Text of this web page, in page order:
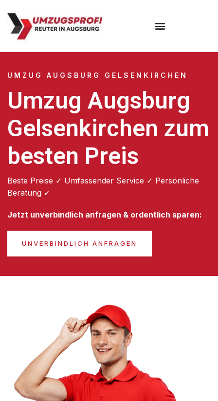
UMZUG AUGSBURG GELSENKIRCHEN
Umzug Augsburg
Gelsenkirchen zum
besten Preis
Beste Preise ✓ Umfassender Service ✓ Persönliche
Beratung ✓
Jetzt unverbindlich anfragen & ordentlich sparen:
UNVERBINDLICH ANFRAGEN